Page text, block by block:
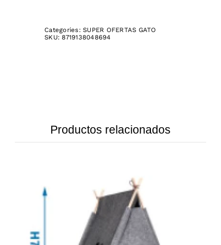
Categories:SUPER OFERTAS GATO
SKU: 8719138048694
Productos relacionados